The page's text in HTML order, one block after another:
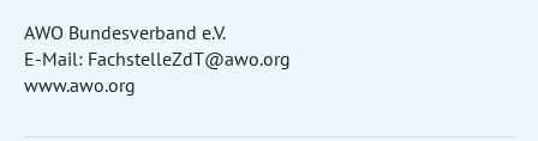
AWO Bundesverband e.V.
E-Mail: FachstelleZdT@awo.org
www.awo.org